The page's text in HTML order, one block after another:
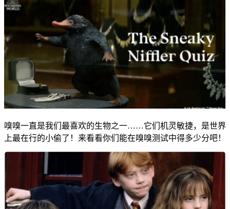
嗅嗅一直是我们最喜欢的生物之一……它们机灵敏捷，是世界
上最在行的小偷了！来看看你们能在嗅嗅测试中得多少分吧！